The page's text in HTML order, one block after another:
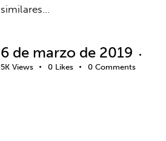
similares…
6 de marzo de 2019
5K Views 0 Likes 0 Comments